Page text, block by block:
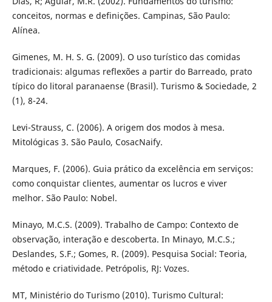
conceitos, normas e definições. Campinas, São Paulo:
Alínea.
Gimenes, M. H. S. G. (2009). O uso turístico das comidas
tradicionais: algumas reflexões a partir do Barreado, prato
típico do litoral paranaense (Brasil). Turismo & Sociedade, 2
(1), 8-24.
Levi-Strauss, C. (2006). A origem dos modos à mesa.
Mitológicas 3. São Paulo, CosacNaify.
Marques, F. (2006). Guia prático da excelência em serviços:
como conquistar clientes, aumentar os lucros e viver
melhor. São Paulo: Nobel.
Minayo, M.C.S. (2009). Trabalho de Campo: Contexto de
observação, interação e descoberta. In Minayo, M.C.S.;
Deslandes, S.F.; Gomes, R. (2009). Pesquisa Social: Teoria,
método e criatividade. Petrópolis, RJ: Vozes.
MT, Ministério do Turismo (2010). Turismo Cultural: